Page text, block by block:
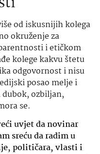
od iskusnijih kolega
okruženje za
i etičkom
kolege kakvu štetu
odgovornost i nisu
posao melje i
dubok, ozbiljan,
se.
uvjet da novinar
sreću da radim u
političara, vlasti i